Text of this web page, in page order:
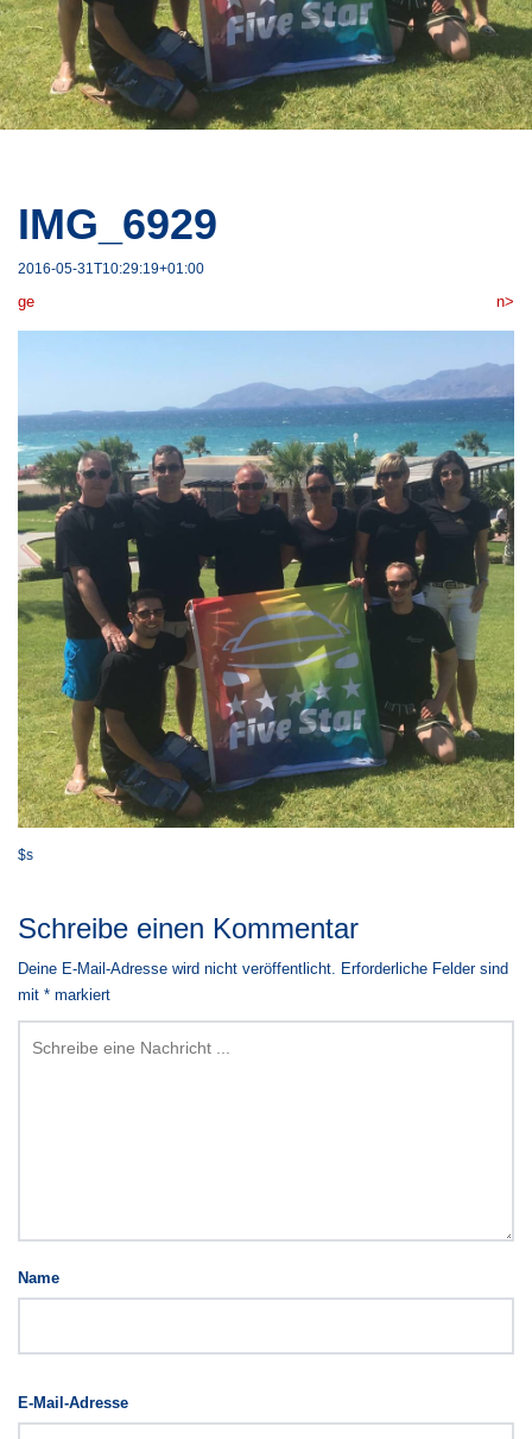
IMG_6929
2016-05-31T10:29:19+01:00
ge n>
$s
Schreibe einen Kommentar
Deine E-Mail-Adresse wird nicht veröffentlicht. Erforderliche Felder sind
mit * markiert
Name
E-Mail-Adresse